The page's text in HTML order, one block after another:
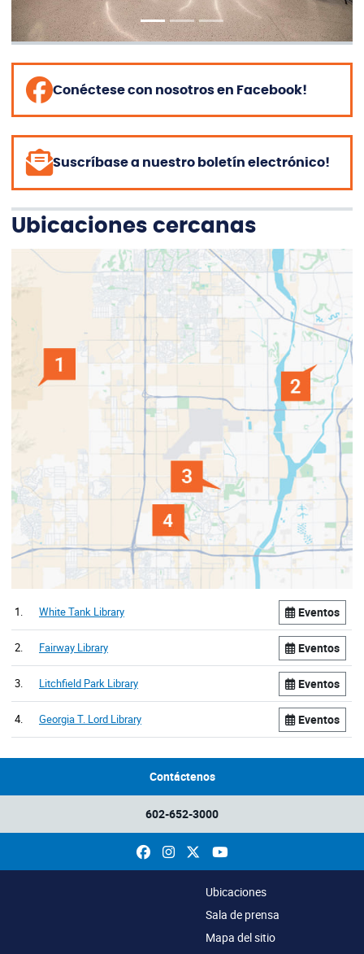
Conéctese con nosotros en Facebook!
Suscríbase a nuestro boletín electrónico!
Ubicaciones cercanas
1. White Tank Library Eventos
2. Fairway Library Eventos
3. Litchfield Park Library Eventos
4. Georgia T. Lord Library Eventos
Contáctenos
602-652-3000
Facebook
InstagramYouTube
Ubicaciones
Sala de prensa
Mapa del sitio